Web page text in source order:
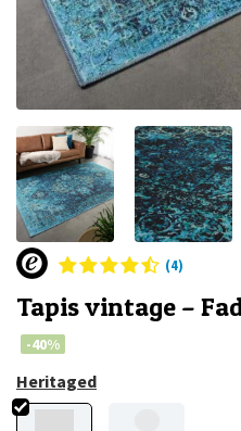
(4)
Tapis vintage –
-40%
Heritaged